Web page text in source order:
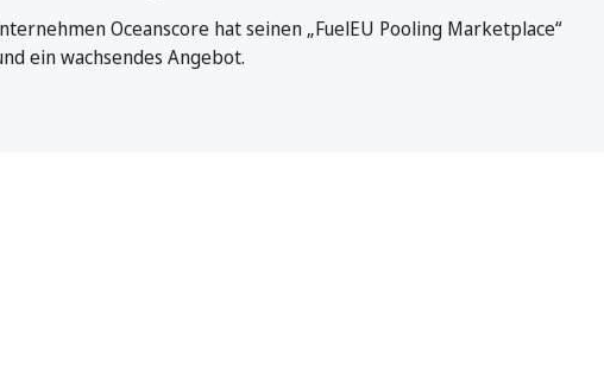
Oceanscore hat seinen „FuelEU Pooling Marketplace“
ein wachsendes Angebot.